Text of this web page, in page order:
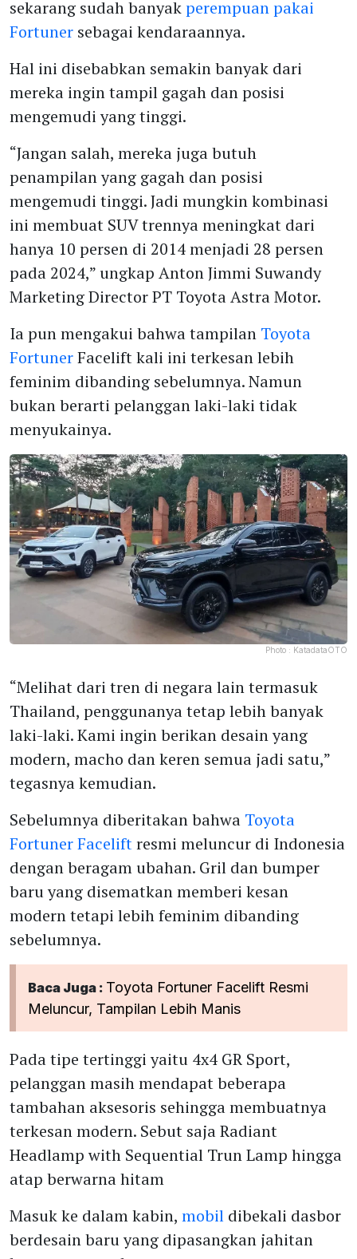
sekarang sudah banyakperempuan pakai
Fortuner sebagai kendaraannya.
Hal ini disebabkan semakin banyak dari
mereka ingin tampil gagah dan posisi
mengemudi yang tinggi.
“Jangan salah, mereka juga butuh
penampilan yang gagah dan posisi
mengemudi tinggi. Jadi mungkin kombinasi
ini membuat SUV trennya meningkat dari
hanya 10 persen di 2014 menjadi 28 persen
pada 2024,” ungkap Anton Jimmi Suwandy
Marketing Director PT Toyota Astra Motor.
Ia pun mengakui bahwa tampilan Toyota
FortunerFacelift kali ini terkesan lebih
feminim dibanding sebelumnya. Namun
bukan berarti pelanggan laki-laki tidak
menyukainya.
Photo : KatadataOTO
“Melihat dari tren di negara lain termasuk
Thailand, penggunanya tetap lebih banyak
laki-laki. Kami ingin berikan desain yang
modern, macho dan keren semua jadi satu,”
tegasnya kemudian.
Sebelumnya diberitakan bahwa Toyota
Fortuner Faceliftresmi meluncur di Indonesia
dengan beragam ubahan. Gril dan bumper
baru yang disematkan memberi kesan
modern tetapi lebih feminim dibanding
sebelumnya.
Baca Juga : Toyota Fortuner Facelift Resmi
Meluncur, Tampilan Lebih Manis
Pada tipe tertinggi yaitu 4x4 GR Sport,
pelanggan masih mendapat beberapa
tambahan aksesoris sehingga membuatnya
terkesan modern. Sebut saja Radiant
Headlamp with Sequential Trun Lamp hingga
atap berwarna hitam
Masuk ke dalam kabin, mobil dibekali dasbor
berdesain baru yang dipasangkan jahitan